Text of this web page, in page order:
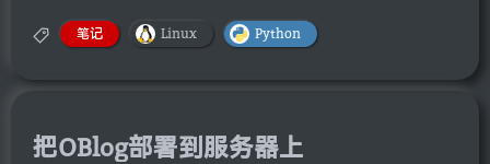
笔记 Linux Python
把OBlog部署到服务器上